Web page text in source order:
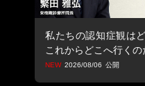
私たちの認知症観は
これからどこへ行くの
2026/08/06